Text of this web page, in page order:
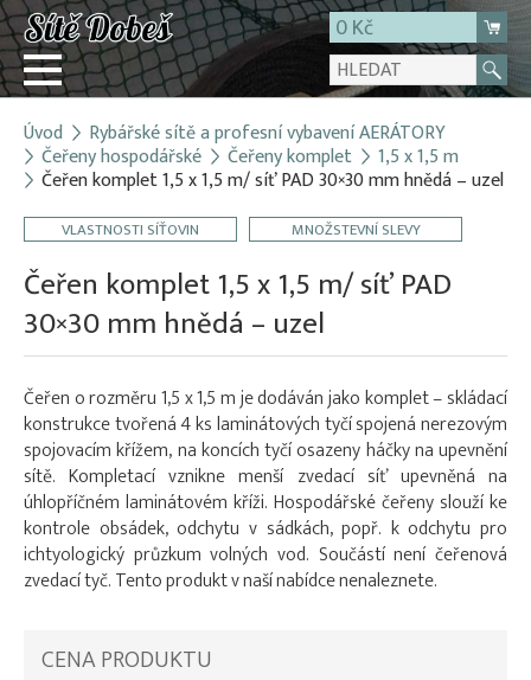
0 Kč
Přihlásit
Registrace
E-shop
O firmě
Kontakt
Úvod Rybářské sítě a profesní vybavení AERÁTORY
Čeřeny hospodářské Čeřeny komplet 1,5 x 1,5 m
Čeřen komplet 1,5 x 1,5 m/ síť PAD 30×30 mm hnědá – uzel
VLASTNOSTI SÍŤOVIN MNOŽSTEVNÍ SLEVY
Čeřen komplet 1,5 x 1,5 m/ síť PAD
30×30 mm hnědá – uzel
Čeřen o rozměru 1,5 x 1,5 m je dodáván jako komplet – skládací
konstrukce tvořená 4 ks laminátových tyčí spojená nerezovým
spojovacím křížem, na koncích tyčí osazeny háčky na upevnění
sítě. Kompletací vznikne menší zvedací síť upevněná na
úhlopříčném laminátovém kříži. Hospodářské čeřeny slouží ke
kontrole obsádek, odchytu v sádkách, popř. k odchytu pro
ichtyologický průzkum volných vod. Součástí není čeřenová
zvedací tyč. Tento produkt v naší nabídce nenaleznete.
CENA PRODUKTU